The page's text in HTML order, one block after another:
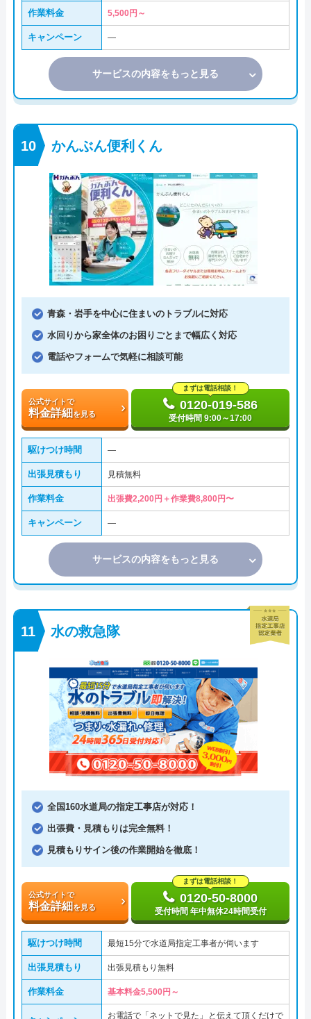
作業料金 5,500円～
キャンペーン ―
サービスの内容をもっと見る
かんぶん便利くん
青森・岩手を中心に住まいのトラブルに対応
水回りから家全体のお困りごとまで幅広く対応
電話やフォームで気軽に相談可能
公式サイトで
料金詳細を見る
まずは電話相談！
0120-019-586
受付時間 9:00～17:00
駆けつけ時間 ―
出張見積もり 見積無料
作業料金 出張費2,200円＋作業費8,800円〜
キャンペーン ―
サービスの内容をもっと見る
水の救急隊
全国160水道局の指定工事店が対応！
出張費・見積もりは完全無料！
見積もりサイン後の作業開始を徹底！
公式サイトで
料金詳細を見る
まずは電話相談！
0120-50-8000
受付時間 年中無休24時間受付
駆けつけ時間 最短15分で水道局指定工事者が伺います
出張見積もり 出張見積もり無料
作業料金 基本料金5,500円～
お電話で「ネットで見た」と伝えて頂くだけで